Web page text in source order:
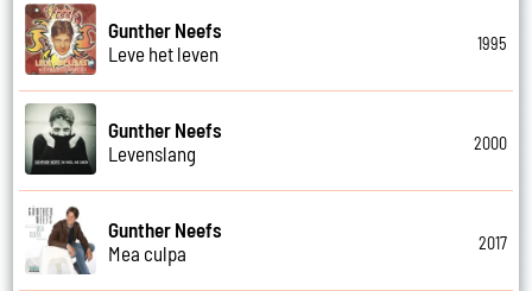
Gunther Neefs
Leve het leven
1995
Gunther Neefs
Levenslang
2000
Gunther Neefs
Mea culpa
2017